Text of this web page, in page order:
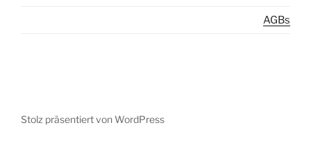
AGBs
Stolz präsentiert von WordPress